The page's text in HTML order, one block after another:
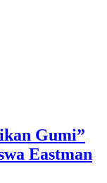
Gumi”
Eastman